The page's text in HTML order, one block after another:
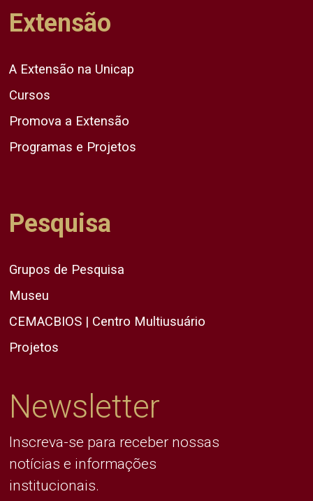
Extensão
A Extensão na Unicap
Cursos
Promova a Extensão
Programas e Projetos
Pesquisa
Grupos de Pesquisa
Museu
CEMACBIOS | Centro Multiusuário
Projetos
Newsletter
Inscreva-se para receber nossas
notícias e informações
institucionais.